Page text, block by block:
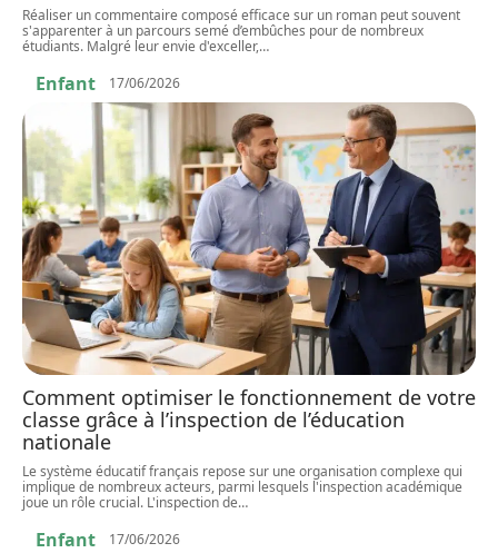
Réaliser un commentaire composé efficace sur un roman peut souvent
s'apparenter à un parcours semé d’embûches pour de nombreux
étudiants. Malgré leur envie d'exceller,…
Enfant 17/06/2026
Comment optimiser le fonctionnement de votre
classe grâce à l’inspection de l’éducation
nationale
Le système éducatif français repose sur une organisation complexe qui
implique de nombreux acteurs, parmi lesquels l'inspection académique
joue un rôle crucial. L'inspection de…
Enfant 17/06/2026